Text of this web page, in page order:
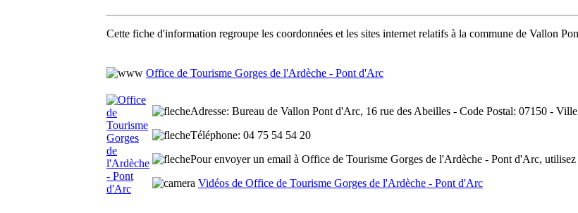
Cette fiche d'information regroupe les coordonnées et les sites internet relatifs à la commune de Vallon
Office de Tourisme Gorges de l'Ardèche - Pont d'Arc
Adresse: Bureau de Vallon Pont d'Arc, 16 rue des Abeilles - Code Postal: 07150 -
Téléphone: 04 75 54 54 20
Pour envoyer un email à Office de Tourisme Gorges de l'Ardèche - Pont d'Arc,
Vidéos de Office de Tourisme Gorges de l'Ardèche - Pont d'Arc